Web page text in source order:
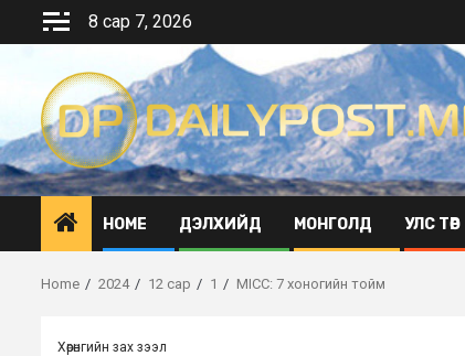
8 сар 7, 2026
HOME ДЭЛХИЙД МОНГОЛД УЛС ТӨР
Home 2024 12 сар 1 MICC: 7 хоногийн тойм
Хөрөнгийн зах зээл